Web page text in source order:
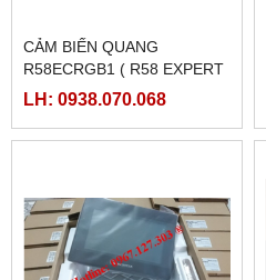
CẢM BIẾN QUANG
R58ECRGB1 ( R58 EXPERT
BANNER)
LH: 0938.070.068